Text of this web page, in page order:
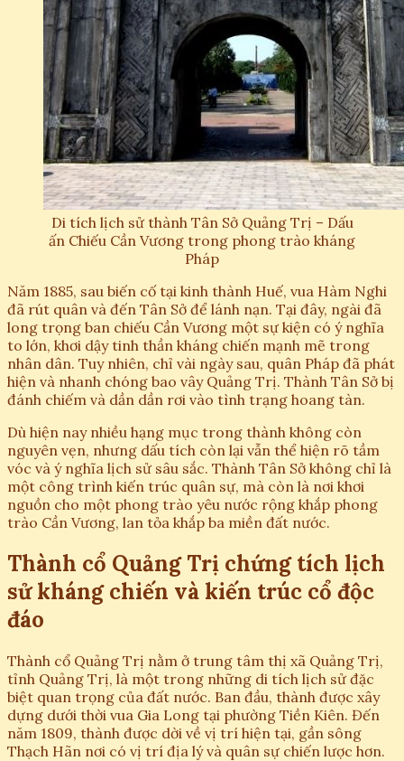
Di tích lịch sử thành Tân Sở Quảng Trị – Dấu
ấn Chiếu Cần Vương trong phong trào kháng
Pháp
Năm 1885, sau biến cố tại kinh thành Huế, vua Hàm Nghi
đã rút quân và đến Tân Sở để lánh nạn. Tại đây, ngài đã
long trọng ban chiếu Cần Vương một sự kiện có ý nghĩa
to lớn, khơi dậy tinh thần kháng chiến mạnh mẽ trong
nhân dân. Tuy nhiên, chỉ vài ngày sau, quân Pháp đã phát
hiện và nhanh chóng bao vây Quảng Trị. Thành Tân Sở bị
đánh chiếm và dần dần rơi vào tình trạng hoang tàn.
Dù hiện nay nhiều hạng mục trong thành không còn
nguyên vẹn, nhưng dấu tích còn lại vẫn thể hiện rõ tầm
vóc và ý nghĩa lịch sử sâu sắc. Thành Tân Sở không chỉ là
một công trình kiến trúc quân sự, mà còn là nơi khơi
nguồn cho một phong trào yêu nước rộng khắp phong
trào Cần Vương, lan tỏa khắp ba miền đất nước.
Thành cổ Quảng Trị chứng tích lịch
sử kháng chiến và kiến trúc cổ độc
đáo
Thành cổ Quảng Trị nằm ở trung tâm thị xã Quảng Trị,
tỉnh Quảng Trị, là một trong những di tích lịch sử đặc
biệt quan trọng của đất nước. Ban đầu, thành được xây
dựng dưới thời vua Gia Long tại phường Tiền Kiên. Đến
năm 1809, thành được dời về vị trí hiện tại, gần sông
Thạch Hãn nơi có vị trí địa lý và quân sự chiến lược hơn.